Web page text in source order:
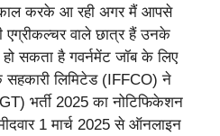
करके आ रही अगर मैं आपसे
एग्रीकल्चर वाले छात्र हैं उनके
हो सकता है गवर्नमेंट जॉब के लिए
सहकारी लिमिटेड (IFFCO) ने
भर्ती 2025 का नोटिफिकेशन
1 मार्च 2025 से ऑनलाइन